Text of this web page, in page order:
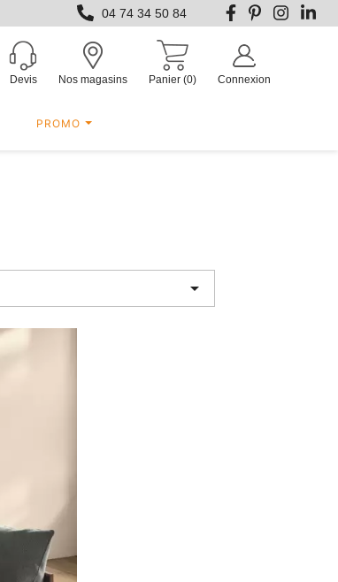
04 74 34 50 84
Devis Nos magasins Panier (0) Connexion
PROMO
